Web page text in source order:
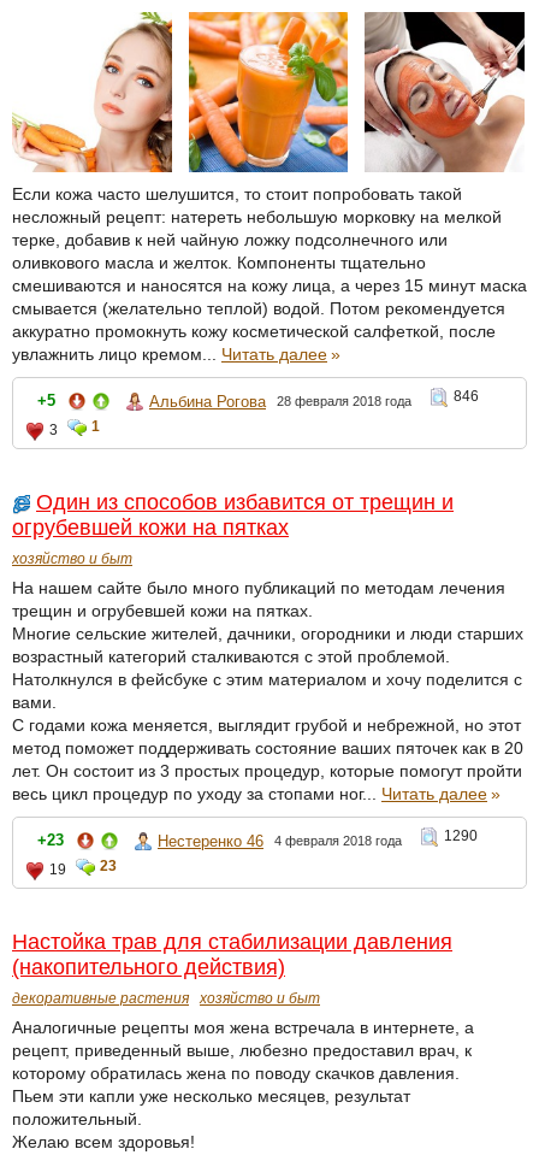
Если кожа часто шелушится, то стоит попробовать такой
несложный рецепт: натереть небольшую морковку на мелкой
терке, добавив к ней чайную ложку подсолнечного или
оливкового масла и желток. Компоненты тщательно
смешиваются и наносятся на кожу лица, а через 15 минут маска
смывается (желательно теплой) водой. Потом рекомендуется
аккуратно промокнуть кожу косметической салфеткой, после
увлажнить лицо кремом... Читать далее»
+5 Альбина Рогова 28 февраля 2018 года
846
3
1
Один из способов избавится от трещин и
огрубевшей кожи на пятках
хозяйство и быт
На нашем сайте было много публикаций по методам лечения
трещин и огрубевшей кожи на пятках.
Многие сельские жителей, дачники, огородники и люди старших
возрастный категорий сталкиваются с этой проблемой.
Натолкнулся в фейсбуке с этим материалом и хочу поделится с
вами.
С годами кожа меняется, выглядит грубой и небрежной, но этот
метод поможет поддерживать состояние ваших пяточек как в 20
лет. Он состоит из 3 простых процедур, которые помогут пройти
весь цикл процедур по уходу за стопами ног... Читать далее»
+23 Нестеренко 46 4 февраля 2018 года
1290
19
23
Настойка трав для стабилизации давления
(накопительного действия)
декоративные растения хозяйство и быт
Аналогичные рецепты моя жена встречала в интернете, а
рецепт, приведенный выше, любезно предоставил врач, к
которому обратилась жена по поводу скачков давления.
Пьем эти капли уже несколько месяцев, результат
положительный.
Желаю всем здоровья!